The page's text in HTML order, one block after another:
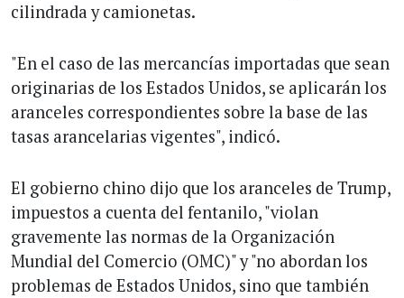
cilindrada y camionetas.
"En el caso de las mercancías importadas que sean
originarias de los Estados Unidos, se aplicarán los
aranceles correspondientes sobre la base de las
tasas arancelarias vigentes", indicó.
El gobierno chino dijo que los aranceles de Trump,
impuestos a cuenta del fentanilo, "violan
gravemente las normas de la Organización
Mundial del Comercio (OMC)" y "no abordan los
problemas de Estados Unidos, sino que también